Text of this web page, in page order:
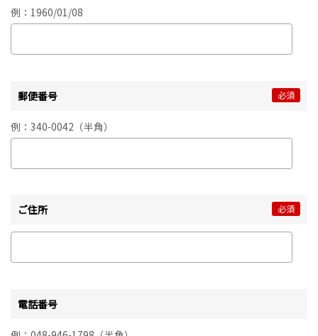
例：1960/01/08
郵便番号 必須
例：340-0042（半角）
ご住所 必須
電話番号